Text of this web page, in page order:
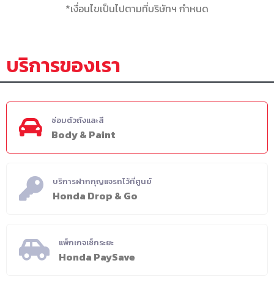
*เงื่อนไขเป็นไปตามที่บริษัทฯ กำหนด
บริการของเรา
ซ่อมตัวถังและสี
Body & Paint
บริการฝากกุญแจรถไว้ที่ศูนย์
Honda Drop & Go
แพ็กเกจเช็กระยะ
Honda PaySave